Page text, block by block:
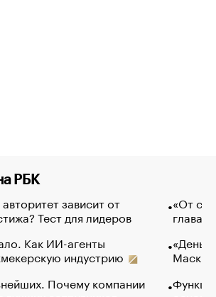
РБК
зависит от
Тест для лидеров
Как ИИ-агенты
индустрию
Почему компании
«От
глава
Маск в